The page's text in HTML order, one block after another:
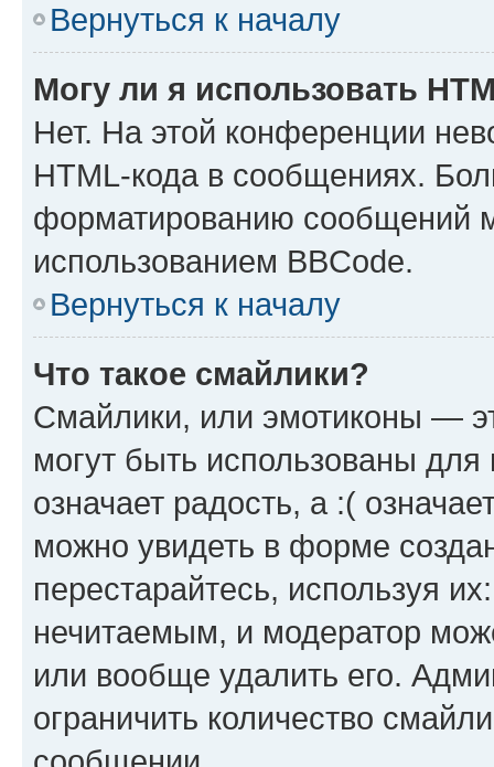
Вернуться к началу
Могу ли я использовать
Нет. На этой конференции
HTML-кода в сообщениях.
форматированию сообщений
использованием BBCode.
Вернуться к началу
Что такое смайлики?
Смайлики, или эмотиконы —
могут быть использованы
означает радость, а :(
можно увидеть в форме
перестарайтесь, используя
нечитаемым, и модератор
или вообще удалить его.
ограничить количество